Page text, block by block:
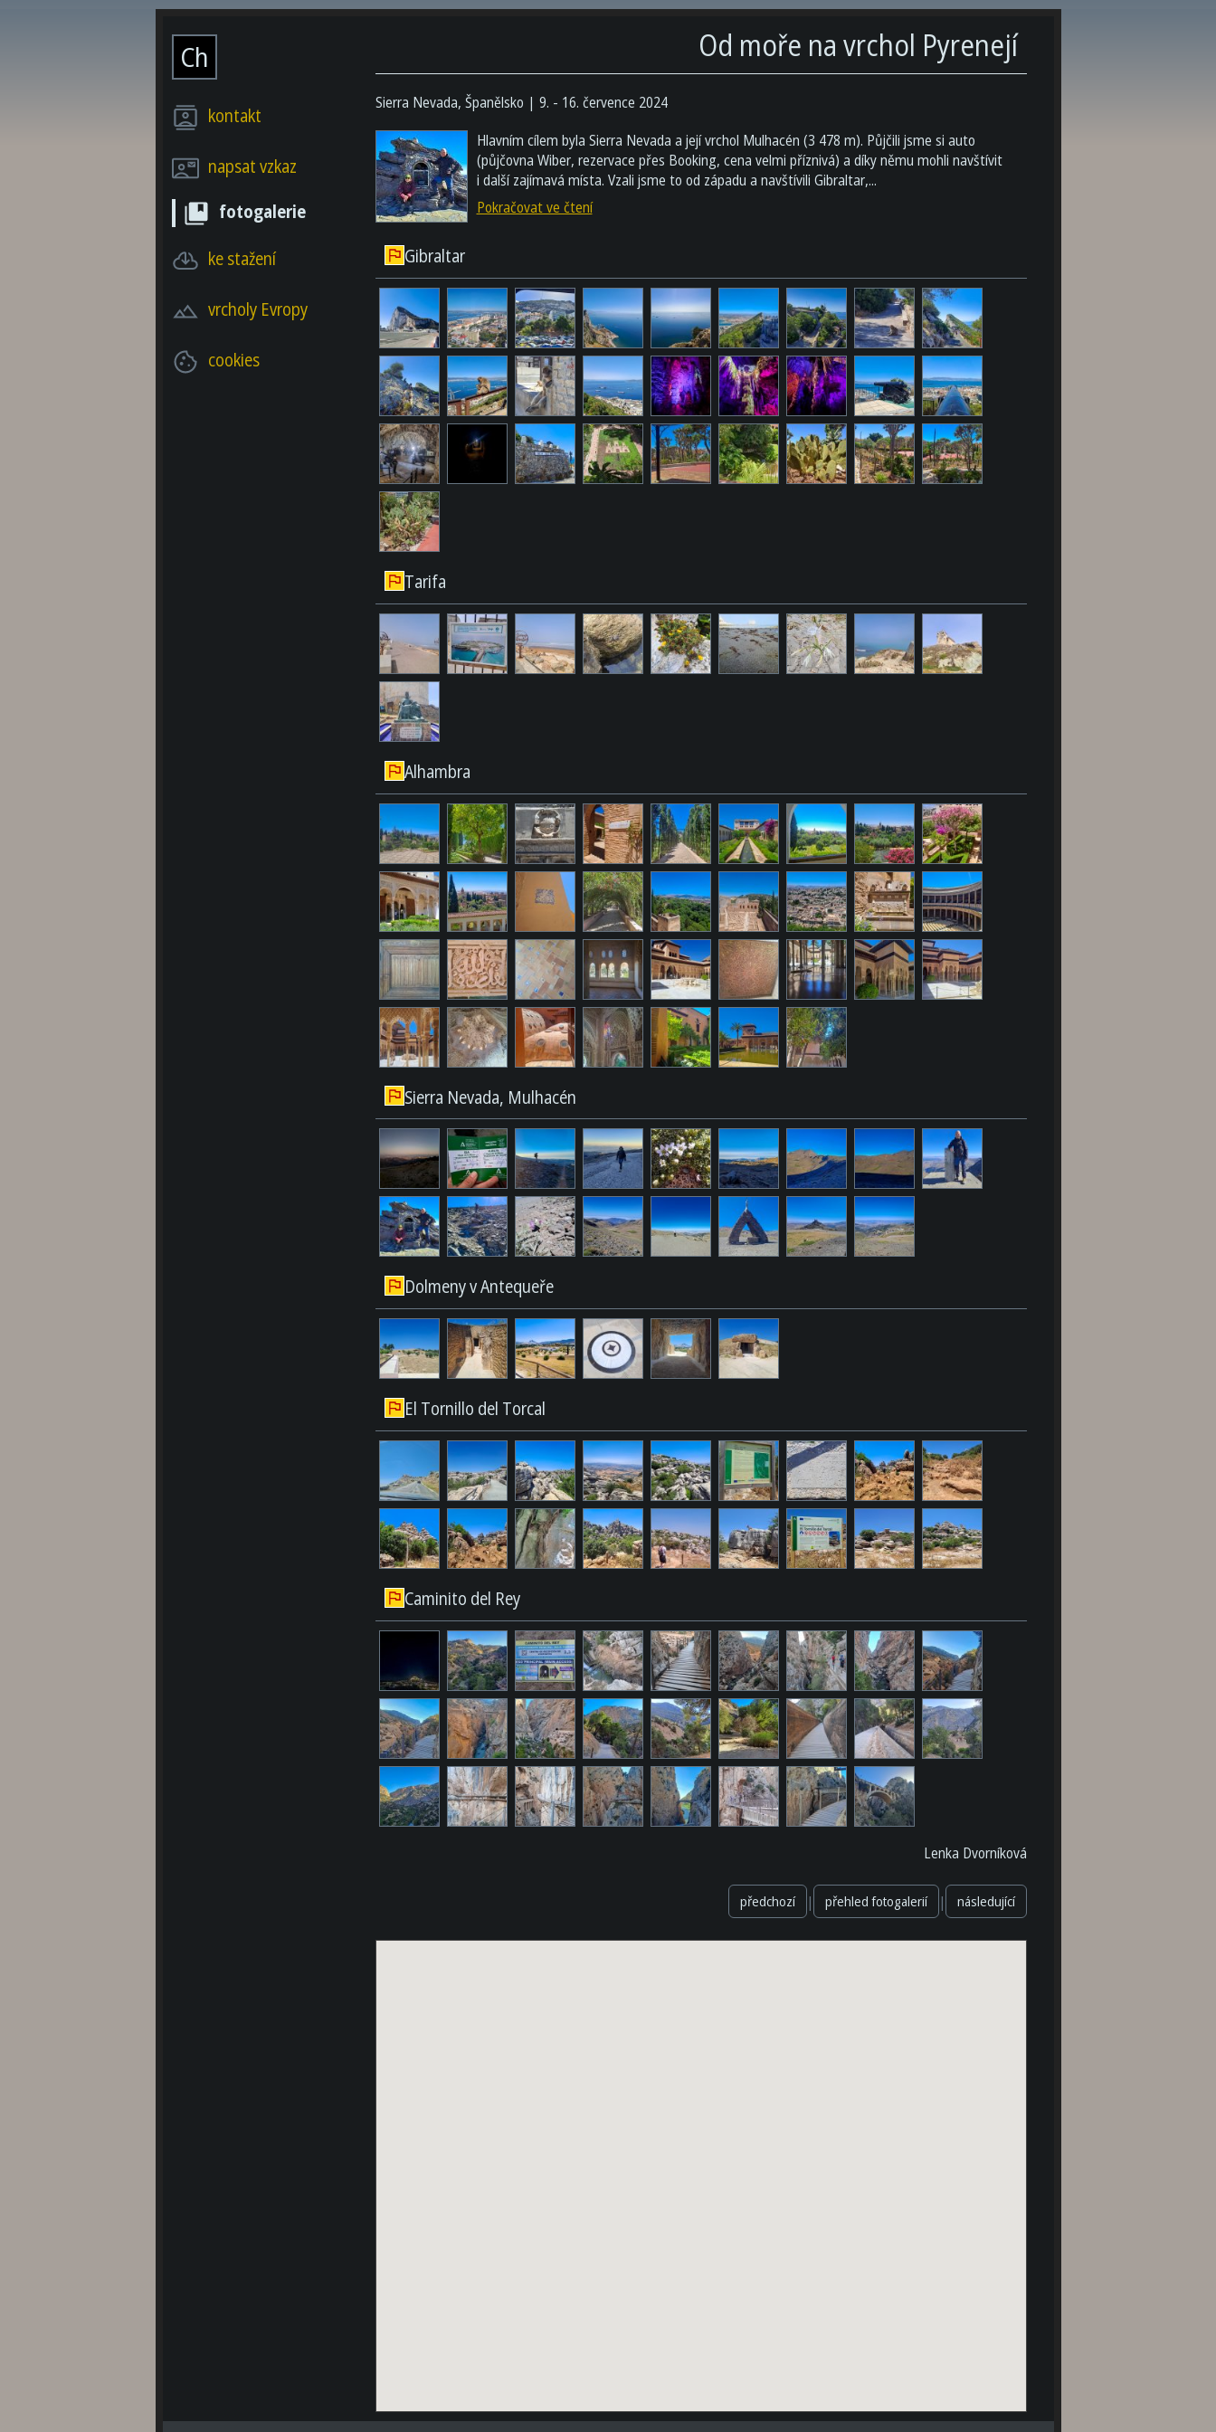
Od moře na vrchol Pyrenejí
Sierra Nevada, Španělsko
9. - 16. července 2024
Hlavním cílem byla Sierra Nevada a její vrchol Mulhacén (3 478 m). Půjčili jsme si auto
(půjčovna Wiber, rezervace přes Booking, cena velmi příznivá) a díky němu mohli navštívit
i další zajímavá místa. Vzali jsme to od západu a navštívili Gibraltar,...
Pokračovat ve čtení
Gibraltar
Tarifa
Alhambra
Sierra Nevada, Mulhacén
Dolmeny v Antequeře
El Tornillo del Torcal
Caminito del Rey
Lenka Dvorníková
předchozí | přehled fotogalerií | následující
Ch
kontakt
napsat vzkaz
fotogalerie
ke stažení
vrcholy Evropy
cookies